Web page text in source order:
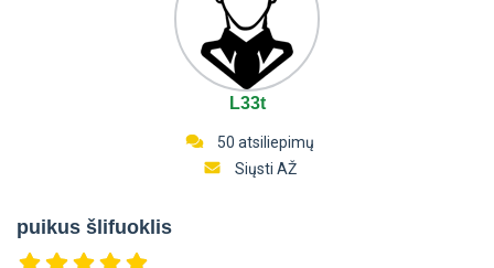
L33t
50 atsiliepimų
Siųsti AŽ
puikus šlifuoklis